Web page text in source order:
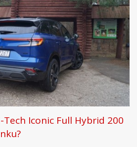
Iconic Full Hybrid 200